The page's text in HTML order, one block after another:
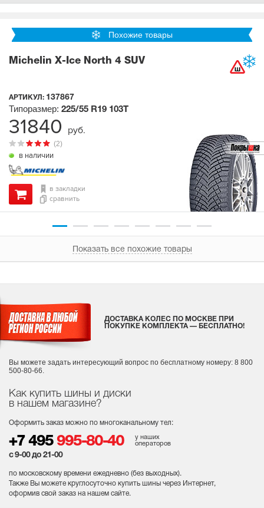
Похожие товары
Michelin X-Ice North 4 SUV
АРТИКУЛ: 137867
в наличии
(2)
Типоразмер: 225/55 R19 103T
в закладки
сравнить
31840 руб.
Показать все похожие товары
Как купить шины и диски
в нашем магазине?
Оформить заказ можно по многоканальному тел:
+7 495 995-80-40
у наших
операторов
с 9-00 до 21-00
по московскому времени ежедневно (без выходных).
Также Вы можете круглосуточно купить шины через Интернет,
оформив свой заказ на нашем сайте.
ДОСТАВКА КОЛЕС ПО МОСКВЕ ПРИ
ПОКУПКЕ КОМПЛЕКТА — БЕСПЛАТНО!
Вы можете задать интересующий вопрос по бесплатному номеру: 8 800
500-80-66.